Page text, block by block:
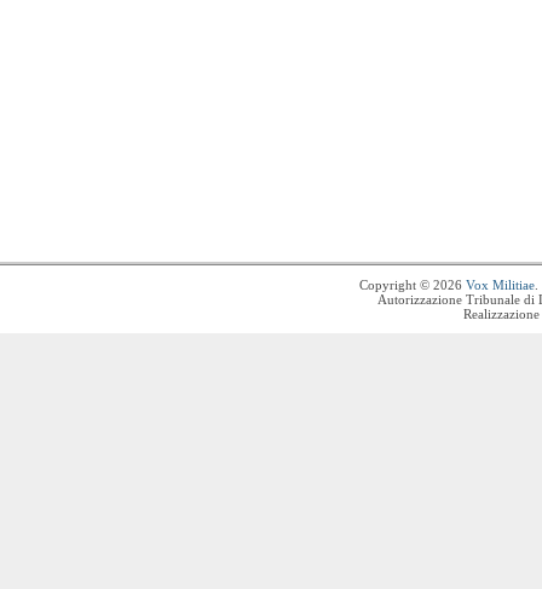
Copyright © 2026 Vox Militiae
Autorizzazione Tribunale di